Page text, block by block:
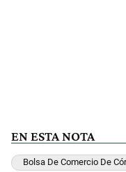
EN ESTA NOTA
Bolsa De Comercio De